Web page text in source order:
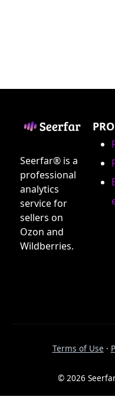
Seerfar® is a
professional
analytics
service for
sellers on
Ozon and
Wildberries.
Terms of Use ·
© 2026